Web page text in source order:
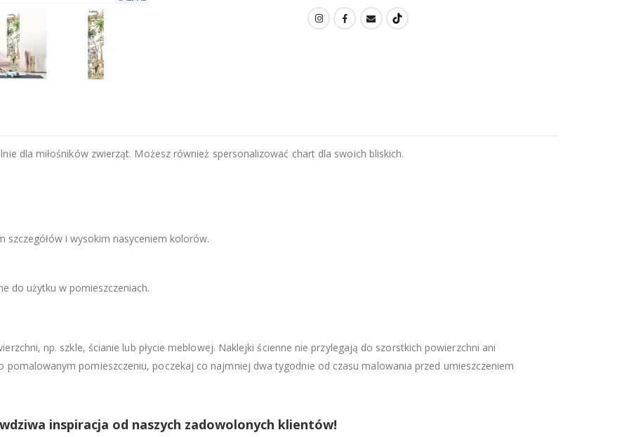
dla miłośników zwierząt. Możesz również spersonalizować chart dla swoich bliskich.
i wysokim nasyceniem kolorów.
do użytku w pomieszczeniach.
np. szkle, ścianie lub płycie meblowej. Naklejki ścienne nie przylegają do szorstkich powierzchni ani
pomalowanym pomieszczeniu, poczekaj co najmniej dwa tygodnie od czasu malowania przed umieszczeniem
inspiracja od naszych zadowolonych klientów!